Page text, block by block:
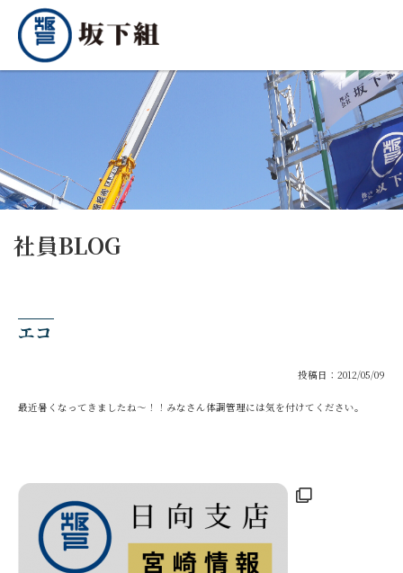
社員BLOG
エコ
投稿日：2012/05/09
最近暑くなってきましたね〜！！みなさん体調管理には気を付けてください。